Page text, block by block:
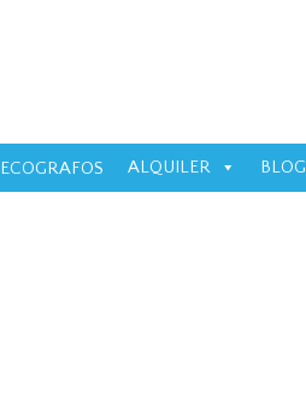
ECOGRAFOS ALQUILER BLOG